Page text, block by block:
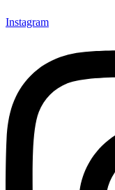
Instagram